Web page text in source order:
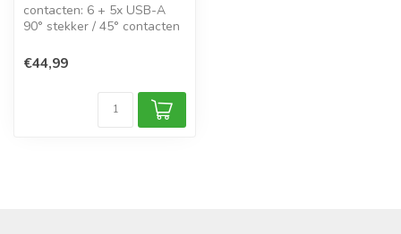
contacten: 6 + 5x USB-A
90° stekker / 45° contacten
kabel: H...
€44,99